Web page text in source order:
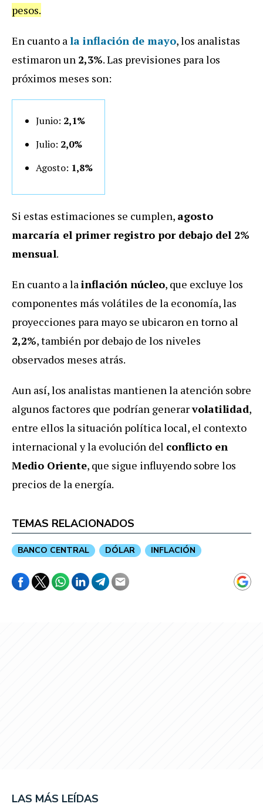
pesos.
En cuanto ala inflación de mayo, los analistas
estimaron un 2,3%. Las previsiones para los
próximos meses son:
Junio: 2,1%
Julio: 2,0%
Agosto: 1,8%
Si estas estimaciones se cumplen, agosto
marcaría el primer registro por debajo del 2%
mensual.
En cuanto a lainflación núcleo, que excluye los
componentes más volátiles de la economía, las
proyecciones para mayo se ubicaron en torno al
2,2%, también por debajo de los niveles
observados meses atrás.
Aun así, los analistas mantienen la atención sobre
algunos factores que podrían generarvolatilidad,
entre ellos la situación política local, el contexto
internacional y la evolución del conflicto en
Medio Oriente, que sigue influyendo sobre los
precios de la energía.
TEMAS RELACIONADOS
BANCO CENTRAL DÓLAR INFLACIÓN
LAS MÁS LEÍDAS